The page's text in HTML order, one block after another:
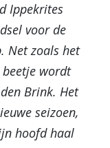
Ippekrites
voor de
Net zoals het
beetje wordt
Brink. Het
seizoen,
hoofd haal